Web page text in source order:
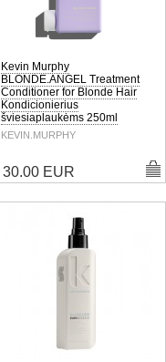
Kevin Murphy
BLONDE.ANGEL Treatment
Conditioner for Blonde Hair
Kondicionierius
šviesiaplaukėms 250ml
KEVIN.MURPHY
30.00 EUR